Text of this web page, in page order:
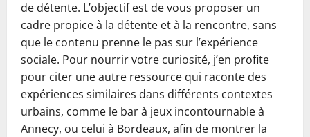
de détente. L’objectif est de vous proposer un
cadre propice à la détente et à la rencontre, sans
que le contenu prenne le pas sur l’expérience
sociale. Pour nourrir votre curiosité, j’en profite
pour citer une autre ressource qui raconte des
expériences similaires dans différents contextes
urbains, comme le bar à jeux incontournable à
Annecy, ou celui à Bordeaux, afin de montrer la